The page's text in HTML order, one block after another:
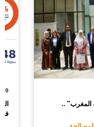
المغرب" ..
9 مارس 2026